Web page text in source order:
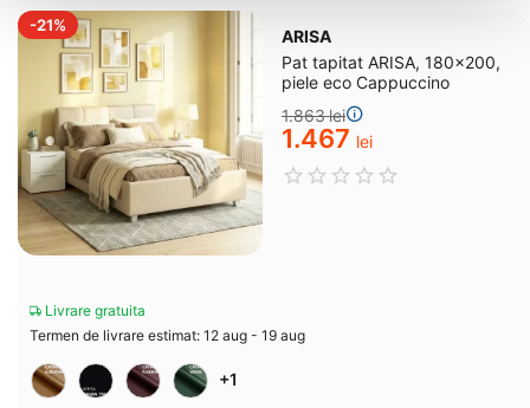
-21%
ARISA
Pat tapitat ARISA, 180x200,
piele eco Cappuccino
1.863lei
1.467 lei
Livrare gratuita
Termen de livrare estimat: 12 aug - 19 aug
+1